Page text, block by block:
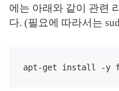
에는 아래와 같이 관련
다. (필요에 따라서는
apt-get install -y